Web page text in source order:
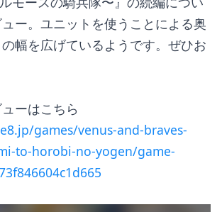
ー。ユニットを使うことによる奥
幅を広げているようです。ぜひお
ーはこちら
games/venus-and-braves-
to-horobi-no-yogen/game-